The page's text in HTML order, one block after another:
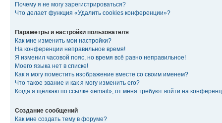
Почему я не могу зарегистрироваться?
Что делает функция «Удалить cookies конференции»?
Параметры и настройки пользователя
Как мне изменить мои настройки?
На конференции неправильное время!
Я изменил часовой пояс, но время всё равно неправильное!
Моего языка нет в списке!
Как я могу поместить изображение вместе со своим именем?
Что такое звание и как я могу изменить его?
Когда я щёлкаю по ссылке «email», от меня требуют войти на
Создание сообщений
Как мне создать тему в форуме?